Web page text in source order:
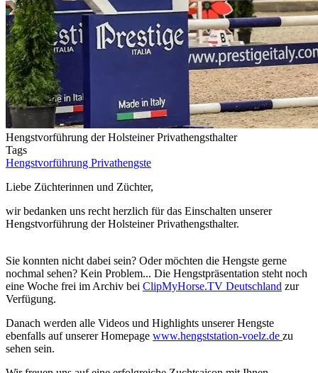
Hengstvorführung der Holsteiner Privathengsthalter
Tags
Hengstvorführung Privathengste
Liebe Züchterinnen und Züchter,
wir bedanken uns recht herzlich für das Einschalten unserer
Hengstvorführung der Holsteiner Privathengsthalter.
Sie konnten nicht dabei sein? Oder möchten die Hengste gerne
nochmal sehen? Kein Problem... Die Hengstpräsentation steht noch
eine Woche frei im Archiv bei ClipMyHorse.TV Deutschland zur
Verfügung.
Danach werden alle Videos und Highlights unserer Hengste
ebenfalls auf unserer Homepage www.hengststation-voelz.de zu
sehen sein.